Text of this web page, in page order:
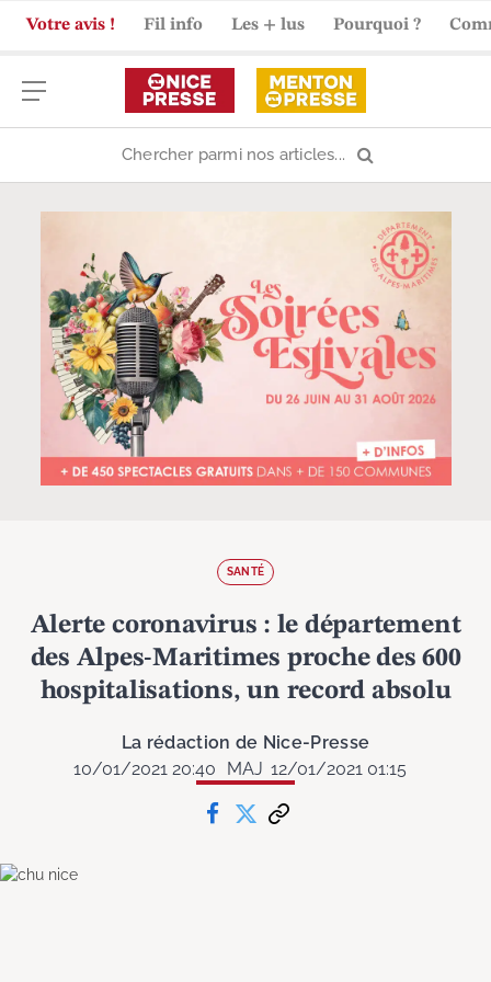
Votre avis ! Fil info Les + lus Pourquoi ?
SANTÉ
Alerte coronavirus : le département
des Alpes-Maritimes proche des 600
hospitalisations, un record absolu
La rédaction de Nice-Presse
10/01/2021 20:40
MAJ 12/01/2021 01:15